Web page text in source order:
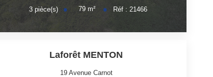
3pièce(s) 79m² Réf :21466
Laforêt MENTON
19 Avenue Carnot